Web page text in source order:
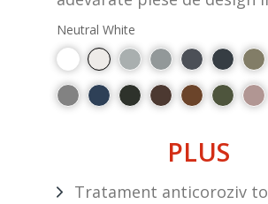
Neutral White
PLUS
Tratament anticoroziv